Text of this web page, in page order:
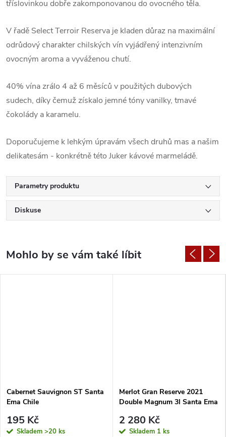
tříslovinkou dobře zakomponovanou do ovocného těla.
V řadě Select Terroir Reserva je kladen důraz na maximální
odrůdový charakter chilských vín vyjádřený intenzivním
ovocným aroma a vyváženou chutí.
40% vína zrálo 4 až 6 měsíců v použitých dubových
sudech, díky čemuž získalo jemné tóny vanilky, tmavé
čokolády a karamelu.
Doporučujeme k lehkým úpravám všech druhů mas a našim
delikatesám - konkrétně této Juker kávové marmeládě.
Parametry produktu
Diskuse
Cabernet Sauvignon ST Santa
Ema Chile
195 Kč
Skladem >20 ks
Merlot Gran Reserve 2021
Double Magnum 3l Santa Ema
2 280 Kč
Skladem 1 ks